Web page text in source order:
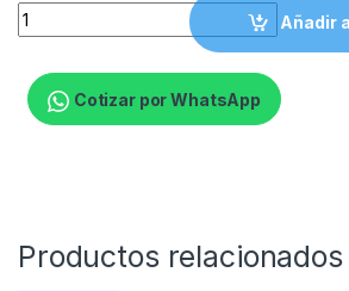
Power Bank - Cargador Inalámbrico
Añadir
Cotizar por WhatsApp
Productos relacionados